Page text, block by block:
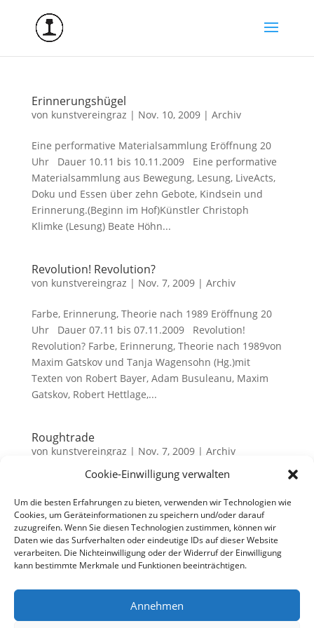
Cookie-Einwilligung verwalten
Um die besten Erfahrungen zu bieten, verwenden wir Technologien wie
Cookies, um Geräteinformationen zu speichern und/oder darauf
zuzugreifen. Wenn Sie diesen Technologien zustimmen, können wir
Daten wie das Surfverhalten oder eindeutige IDs auf dieser Website
verarbeiten. Die Nichteinwilligung oder der Widerruf der Einwilligung
kann bestimmte Merkmale und Funktionen beeinträchtigen.
Annehmen
Erinnerungshügel
von kunstvereingraz | Nov. 10, 2009| Archiv
Eine performative Materialsammlung Eröffnung 20
Uhr Dauer 10.11 bis 10.11.2009 Eine performative
Materialsammlung aus Bewegung, Lesung, LiveActs,
Doku und Essen über zehn Gebote, Kindsein und
Erinnerung.(Beginn im Hof)Künstler Christoph
Klimke (Lesung) Beate Höhn...
Revolution! Revolution?
von kunstvereingraz | Nov. 7, 2009| Archiv
Farbe, Erinnerung, Theorie nach 1989 Eröffnung 20
Uhr Dauer 07.11 bis 07.11.2009 Revolution!
Revolution? Farbe, Erinnerung, Theorie nach 1989von
Maxim Gatskov und Tanja Wagensohn (Hg.)mit
Texten von Robert Bayer, Adam Busuleanu, Maxim
Gatskov, Robert Hettlage,...
Roughtrade
von kunstvereingraz | Nov. 7, 2009| Archiv
Ruppige Kunst aus Polen Künstler Henryk Czesnik
Jan Pruski Radek Szczesny Eröffnung 16.10.2009, 20
Uhr Dauer 16.10 bis 07.11.2009 Öffnungszeiten Fr
– Sa, 16 – 19 Uhr Einführung Jürgen Huber Fotos (7)
Sponsoren...
© 2025 KunstvereinGRAZ e.V. |